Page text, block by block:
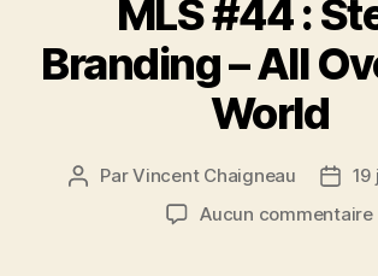
MLS #44 :
Branding – All
World
Auteur
ParVincent Chaigneau
Date
de
19
Aucun commentaire